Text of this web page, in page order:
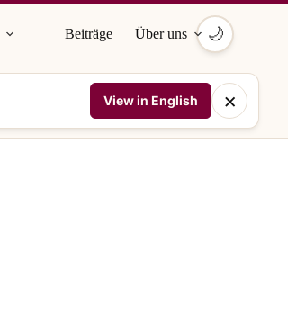
Beiträge Über uns 🌙
View in English ×